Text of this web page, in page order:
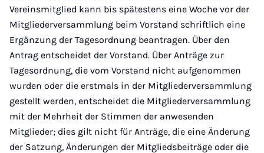
Vereinsmitglied kann bis spätestens eine Woche vor der
Mitgliederversammlung beim Vorstand schriftlich eine
Ergänzung der Tagesordnung beantragen. Über den
Antrag entscheidet der Vorstand. Über Anträge zur
Tagesordnung, die vom Vorstand nicht aufgenommen
wurden oder die erstmals in der Mitgliederversammlung
gestellt werden, entscheidet die Mitgliederversammlung
mit der Mehrheit der Stimmen der anwesenden
Mitglieder; dies gilt nicht für Anträge, die eine Änderung
der Satzung, Änderungen der Mitgliedsbeiträge oder die